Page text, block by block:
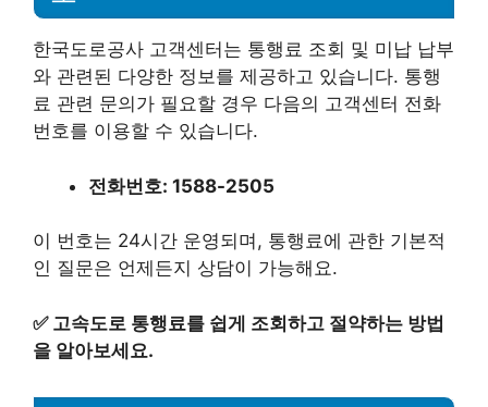
한국도로공사 고객센터는 통행료 조회 및 미납 납부
와 관련된 다양한 정보를 제공하고 있습니다. 통행
료 관련 문의가 필요할 경우 다음의 고객센터 전화
번호를 이용할 수 있습니다.
전화번호: 1588-2505
이 번호는 24시간 운영되며, 통행료에 관한 기본적
인 질문은 언제든지 상담이 가능해요.
✅ 고속도로 통행료를 쉽게 조회하고 절약하는 방법
을 알아보세요.